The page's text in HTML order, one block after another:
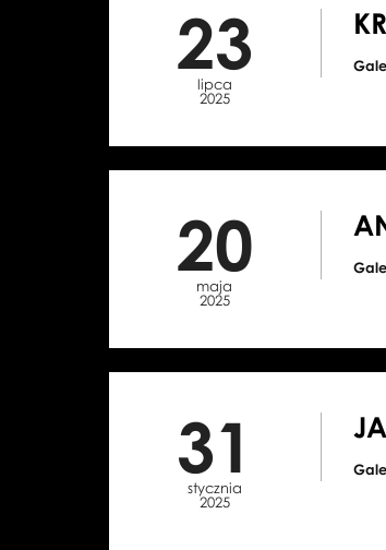
23
lipca
2025
20
maja
2025
31
stycznia
2025